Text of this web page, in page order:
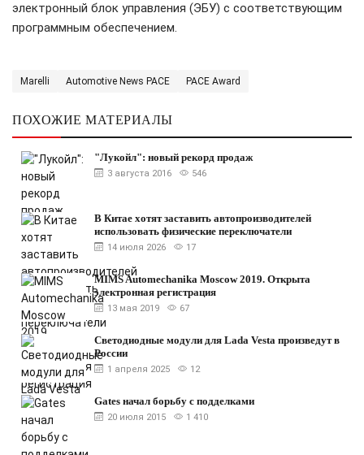
электронный блок управления (ЭБУ) с соответствующим
программным обеспечением.
Marelli Automotive News PACE PACE Award
ПОХОЖИЕ МАТЕРИАЛЫ
"Лукойл": новый рекорд продаж
3 августа 2016 546
В Китае хотят заставить автопроизводителей
использовать физические переключатели
14 июля 2026 17
MIMS Automechanika Moscow 2019. Открыта
электронная регистрация
13 мая 2019 67
Светодиодные модули для Lada Vesta произведут в
России
1 апреля 2025 12
Gates начал борьбу с подделками
20 июля 2015 1 410